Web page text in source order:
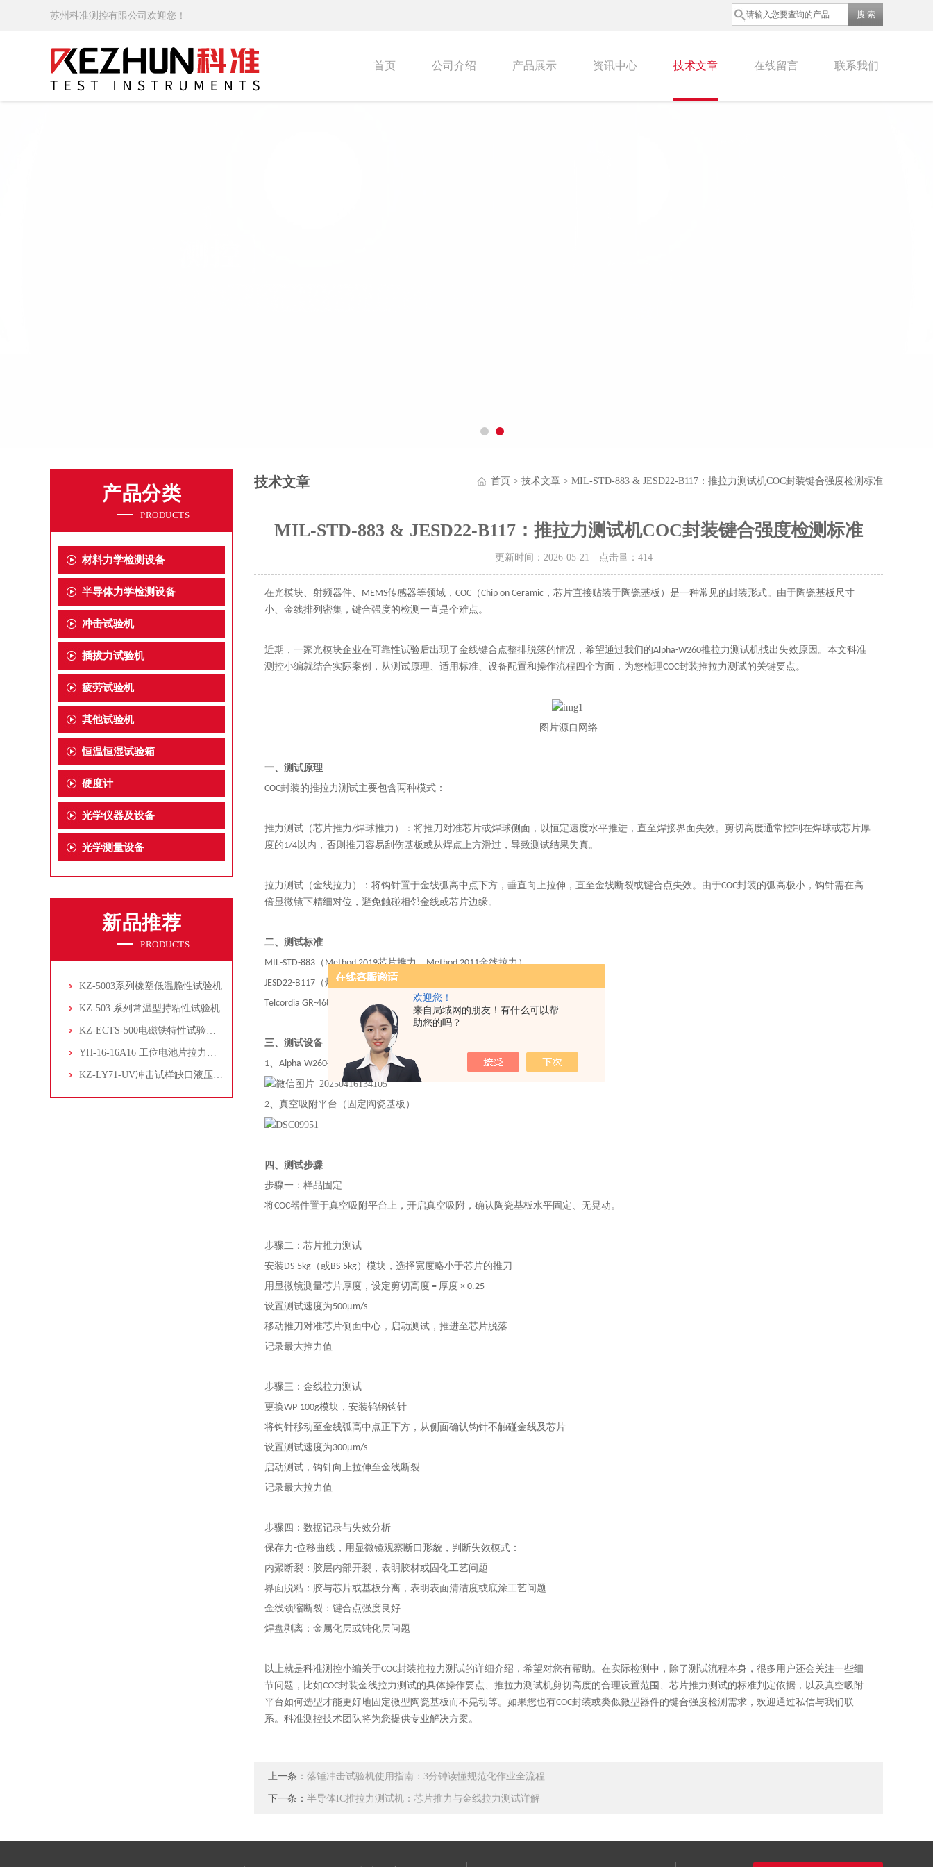
欢迎您！
来自局域网的朋友！有什么可以帮
助您的吗？
苏州科准测控有限公司欢迎您！
首页 公司介绍 产品展示 资讯中心 技术文章 在线留言 联系我们
产品分类
PRODUCTS
材料力学检测设备
半导体力学检测设备
冲击试验机
插拔力试验机
疲劳试验机
其他试验机
恒温恒湿试验箱
硬度计
光学仪器及设备
光学测量设备
新品推荐
PRODUCTS
KZ-5003系列橡塑低温脆性试验机
KZ-503 系列常温型持粘性试验机
KZ-ECTS-500电磁铁特性试验系统
YH-16-16A16 工位电池片拉力试验机
KZ-LY71-UV冲击试样缺口液压拉床
技术文章 首页 > 技术文章 > MIL-STD-883 & JESD22-B117：推拉力测试机COC封装键合强度检测标准
MIL-STD-883 & JESD22-B117：推拉力测试机COC封装键合强度检测标准
更新时间：2026-05-21 点击量： 414
在光模块、射频器件、MEMS传感器等领域，COC（Chip on Ceramic，芯片直接贴装于陶瓷基板）是一种常见的封装形式。由于陶瓷基板尺寸
小、金线排列密集，键合强度的检测一直是个难点。
近期，一家光模块企业在可靠性试验后出现了金线键合点整排脱落的情况，希望通过我们的Alpha-W260推拉力测试机找出失效原因。本文科准
测控小编就结合实际案例，从测试原理、适用标准、设备配置和操作流程四个方面，为您梳理COC封装推拉力测试的关键要点。
图片源自网络
一、 测试原理
COC封装的推拉力测试主要包含两种模式：
推力测试（芯片推力/焊球推力）：将推刀对准芯片或焊球侧面，以恒定速度水平推进，直至焊接界面失效。剪切高度通常控制在焊球或芯片厚
度的1/4以内，否则推刀容易刮伤基板或从焊点上方滑过，导致测试结果失真。
拉力测试（金线拉力）：将钩针置于金线弧高中点下方，垂直向上拉伸，直至金线断裂或键合点失效。由于COC封装的弧高极小，钩针需在高
倍显微镜下精细对位，避免触碰相邻金线或芯片边缘。
二、 测试标准
MIL-STD-883（Method 2019芯片推力，Method 2011金线拉力）
JESD22-B117（焊球剪切）MIL-STD-883、JESD22-B117
Telcordia GR-468
光模块行业规范
三、 测试设备
1、 Alpha-W260推拉力测试机
2、 真空吸附平台（固定陶瓷基板）
四、 测试步骤
步骤一 ：样品固定
将COC器件置于真空吸附平台上，开启真空吸附，确认陶瓷基板水平固定、无晃动。
步骤二 ：芯片推力测试
安装DS-5kg（或BS-5kg）模块，选择宽度略小于芯片的推刀
用显微镜测量芯片厚度，设定剪切高度 = 厚度 × 0.25
设置测试速度为500μm/s
移动推刀对准芯片侧面中心，启动测试，推进至芯片脱落
记录最大推力值
步骤三 ：金线拉力测试
更换WP-100g模块，安装钨钢钩针
将钩针移动至金线弧高中点正下方，从侧面确认钩针不触碰金线及芯片
设置测试速度为300μm/s
启动测试，钩针向上拉伸至金线断裂
记录最大拉力值
步骤四 ：数据记录与失效分析
保存力-位移曲线，用显微镜观察断口形貌，判断失效模式：
内聚断裂：胶层内部开裂，表明胶材或固化工艺问题
界面脱粘：胶与芯片或基板分离，表明表面清洁度或底涂工艺问题
金线颈缩断裂：键合点强度良好
焊盘剥离：金属化层或钝化层问题
以上就是科准测控小编关于COC封装推拉力测试的详细介绍，希望对您有帮助。在实际检测中，除了测试流程本身，很多用户还会关注一些细
节问题，比如COC封装金线拉力测试的具体操作要点、推拉力测试机剪切高度的合理设置范围、芯片推力测试的标准判定依据，以及真空吸附
平台如何选型才能更好地固定微型陶瓷基板而不晃动等。 如果您也有COC封装或类似微型器件的键合强度检测需求，欢迎通过私信与我们联
系。科准测控技术团队将为您提供专业解决方案。
上一条： 落锤冲击试验机使用指南：3分钟读懂规范化作业全流程
下一条： 半导体IC推拉力测试机：芯片推力与金线拉力测试详解